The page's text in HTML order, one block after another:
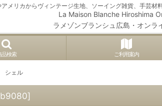
メリカからヴィンテージ生地、ソーイング雑貨、手芸
La Maison Blanche Hiroshima
ラメゾンブランシュ広島・オンラ
品検索 ご利用案内
シェル
]